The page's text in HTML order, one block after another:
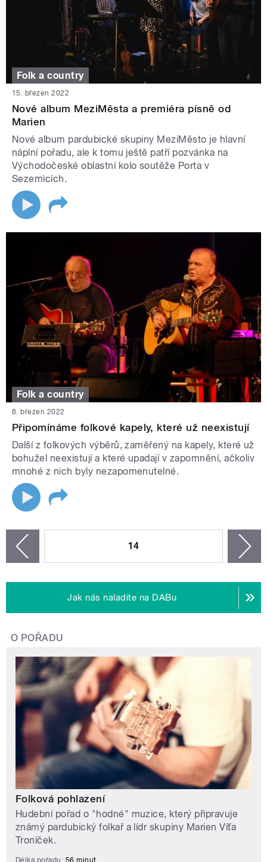
Folk a country
15. březen 2022
Nové album MeziMěsta a premiéra písně od
Marien
Nové album pardubické skupiny MeziMěsto je hlavní
náplní pořadu, ale k tomu ještě patří pozvánka na
Východočeské oblastní kolo soutěže Porta v
Sezemicích.
Folk a country
8. březen 2022
Připomínáme folkové kapely, které už neexistují
Další z folkových výběrů, zaměřený na kapely, které už
bohužel neexistují a které upadají v zapomnění, ačkoliv
mnohé z nich byly nezapomenutelné.
14
Jak nás naladíte na DABu
O POŘADU
Folková pohlazení
Hudební pořad o "hodné" muzice, který připravuje
známý pardubický folkař a lídr skupiny Marien Víťa
Troníček.
Délka pořadu: 56 minut